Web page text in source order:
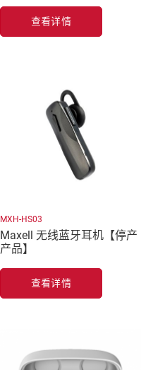
查看详情
MXH-HS03
Maxell 无线蓝牙耳机【停产
产品】
查看详情